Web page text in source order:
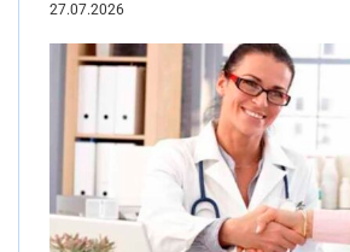
27.07.2026